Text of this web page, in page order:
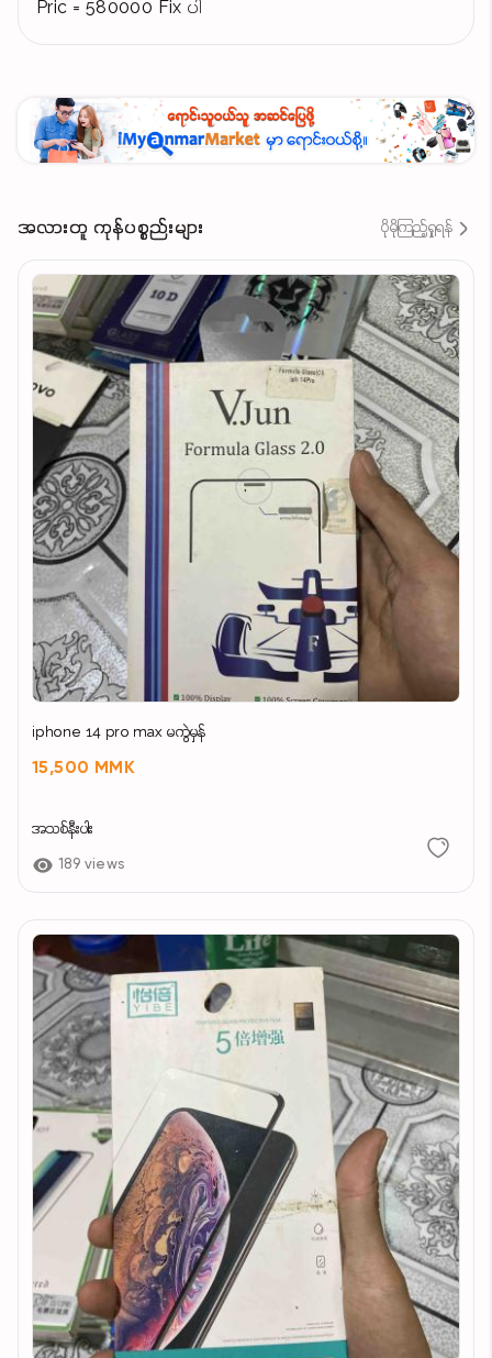
Pric = 580000 Fix ပါ
အလားတူ ကုန်ပစ္စည်းများ ပိုမိုကြည့်ရှုရန်
iphone 14 pro max မကွဲမှန်
15,500 MMK
အသစ်နီးပါး
189 views